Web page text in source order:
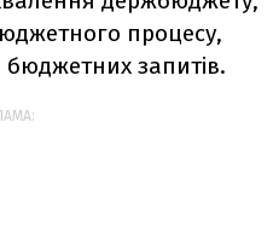
процесу,
бюджетних запитів.